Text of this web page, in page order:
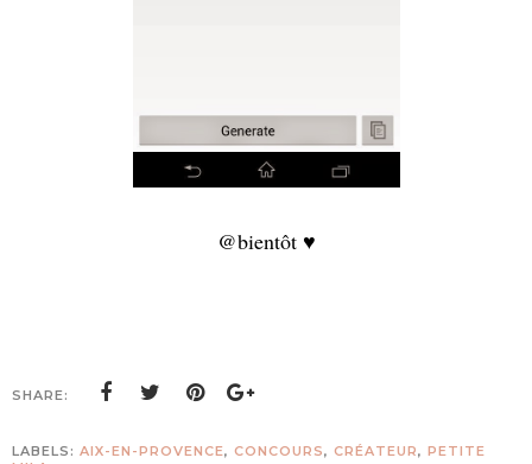
@bientôt ♥
SHARE:
LABELS: AIX-EN-PROVENCE, CONCOURS, CRÉATEUR, PETITE